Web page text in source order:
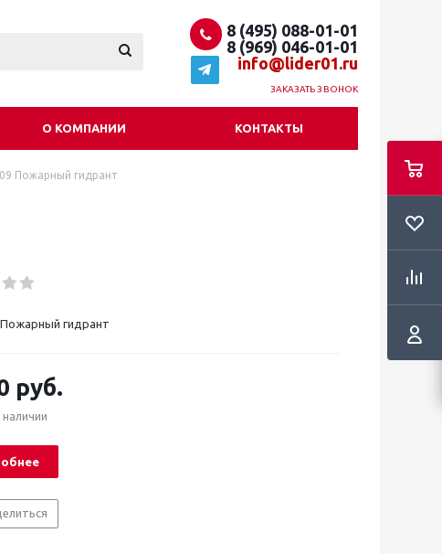
8 (495) 088-01-01
8 (969) 046-01-01
info@lider01.ru
ЗАКАЗАТЬ ЗВОНОК
О КОМПАНИИ КОНТАКТЫ
Пожарный гидрант
Пожарный гидрант
руб.
наличии